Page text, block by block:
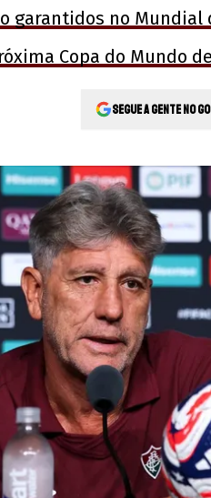
garantidos no Mundial
Copa do Mundo
Segue a gente no